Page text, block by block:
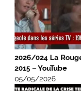
2026/024 La
2015 – YouTube
05/05/2026